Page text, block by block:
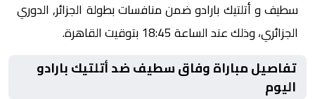
سطيف و أتلتيك بارادو ضمن منافسات بطولة الجزائر, الدوري
الجزائري، وذلك عند الساعة 18:45 بتوقيت القاهرة.
تفاصيل مباراة وفاق سطيف ضد أتلتيك بارادو
اليوم